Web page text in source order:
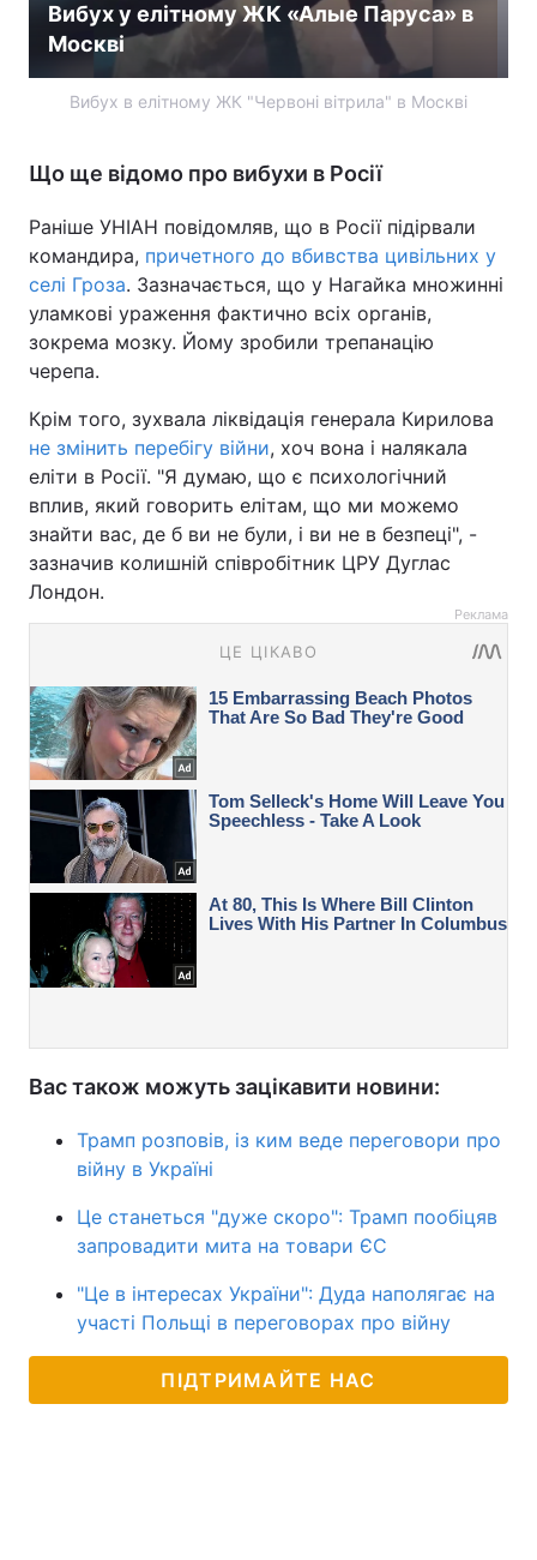
Вибух у елітному ЖК «Алые Паруса» в
Москві
Вибух в елітному ЖК "Червоні вітрила" в Москві
Що ще відомо про вибухи в Росії
Раніше УНІАН повідомляв, що в Росії підірвали
командира, причетного до вбивства цивільних у
селі Гроза. Зазначається, що у Нагайка множинні
уламкові ураження фактично всіх органів,
зокрема мозку. Йому зробили трепанацію
черепа.
Крім того, зухвала ліквідація генерала Кирилова
не змінить перебігу війни, хоч вона і налякала
еліти в Росії. "Я думаю, що є психологічний
вплив, який говорить елітам, що ми можемо
знайти вас, де б ви не були, і ви не в безпеці", -
зазначив колишній співробітник ЦРУ Дуглас
Лондон.
Реклама
Вас також можуть зацікавити новини:
Трамп розповів, із ким веде переговори про
війну в Україні
Це станеться "дуже скоро": Трамп пообіцяв
запровадити мита на товари ЄС
"Це в інтересах України": Дуда наполягає на
участі Польщі в переговорах про війну
ПІДТРИМАЙТЕ НАС